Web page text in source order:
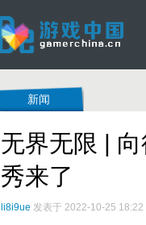
新闻
无界无限 |
秀来了
li8i9ue 发表于 2022-10-25 18:22